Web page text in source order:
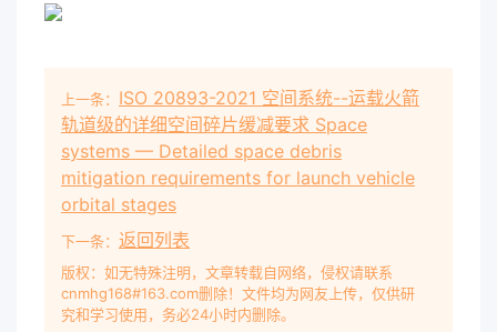
定 义 .........................................................................1
（ Communication)
............................................................. 1 3.1.3数 据 包
（ Packet) ...................................................................1
3.1.4移 动 节 点 （ Mobile Node)
............................................................ 1 3.1.5家 乡 代
理 （ Home Agent)
............................................................ 1 3.1.6通 信 节
点 （ Correspondent Node)
上一条： ISO 20893-2021 空间系统--运载火箭
轨道级的详细空间碎片缓减要求 Space
systems — Detailed space debris
mitigation requirements for launch vehicle
orbital stages
下一条： 返回列表
版权：如无特殊注明，文章转载自网络，侵权请联系
cnmhg168#163.com删除！文件均为网友上传，仅供研
究和学习使用，务必24小时内删除。